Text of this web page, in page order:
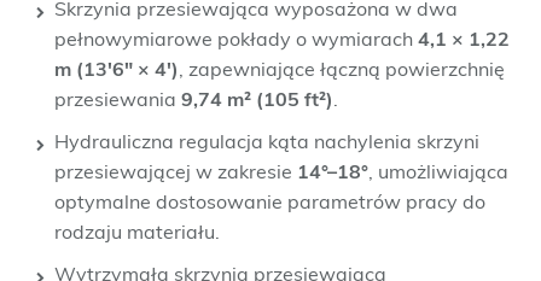
Skrzynia przesiewająca wyposażona w dwa
pełnowymiarowe pokłady o wymiarach 4,1 × 1,22
m (13'6" × 4'), zapewniające łączną powierzchnię
przesiewania 9,74 m² (105 ft²).
Hydrauliczna regulacja kąta nachylenia skrzyni
przesiewającej w zakresie 14°–18°, umożliwiająca
optymalne dostosowanie parametrów pracy do
rodzaju materiału.
Wytrzymała skrzynia przesiewająca